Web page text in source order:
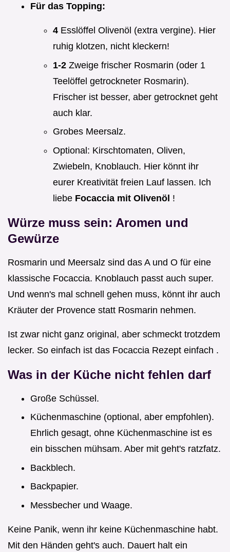
Für das Topping:
4 Esslöffel Olivenöl (extra vergine). Hier
ruhig klotzen, nicht kleckern!
1-2 Zweige frischer Rosmarin (oder 1
Teelöffel getrockneter Rosmarin).
Frischer ist besser, aber getrocknet geht
auch klar.
Grobes Meersalz.
Optional: Kirschtomaten, Oliven,
Zwiebeln, Knoblauch. Hier könnt ihr
eurer Kreativität freien Lauf lassen. Ich
liebe Focaccia mit Olivenöl !
Würze muss sein: Aromen und
Gewürze
Rosmarin und Meersalz sind das A und O für eine
klassische Focaccia. Knoblauch passt auch super.
Und wenn's mal schnell gehen muss, könnt ihr auch
Kräuter der Provence statt Rosmarin nehmen.
Ist zwar nicht ganz original, aber schmeckt trotzdem
lecker. So einfach ist das Focaccia Rezept einfach .
Was in der Küche nicht fehlen darf
Große Schüssel.
Küchenmaschine (optional, aber empfohlen).
Ehrlich gesagt, ohne Küchenmaschine ist es
ein bisschen mühsam. Aber mit geht's ratzfatz.
Backblech.
Backpapier.
Messbecher und Waage.
Keine Panik, wenn ihr keine Küchenmaschine habt.
Mit den Händen geht's auch. Dauert halt ein